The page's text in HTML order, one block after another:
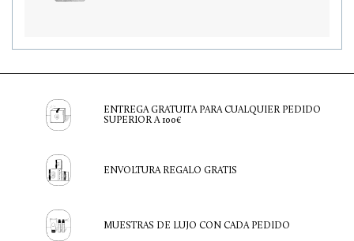
ENTREGA GRATUITA PARA CUALQUIER PEDIDO
SUPERIOR A 100€
ENVOLTURA REGALO GRATIS
MUESTRAS DE LUJO CON CADA PEDIDO